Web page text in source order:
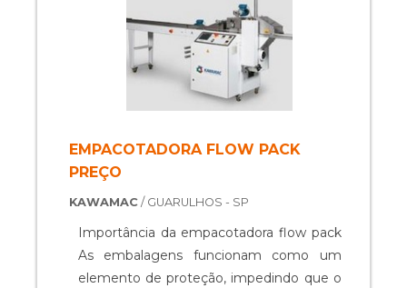
EMPACOTADORA FLOW PACK
PREÇO
KAWAMAC/ GUARULHOS - SP
Importância da empacotadora flow pack
As embalagens funcionam como um
elemento de proteção, impedindo que o